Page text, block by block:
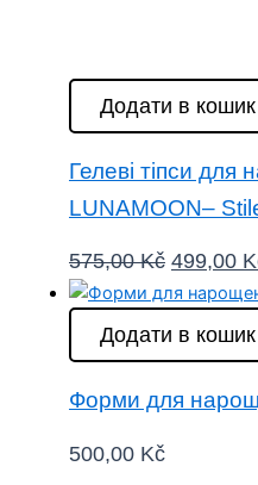
Додати в кошик
Гелеві тіпси для
LUNAMOON–
575,00Kč 499,00
Додати в кошик
Форми для
500,00 Kč